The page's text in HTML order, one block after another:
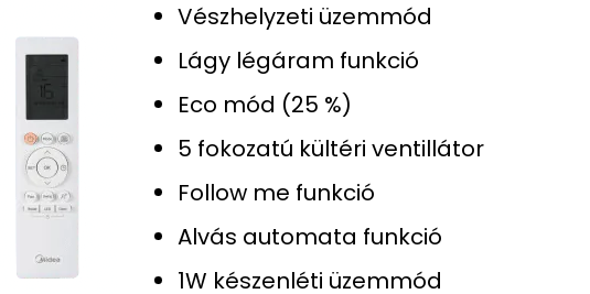
Vészhelyzeti üzemmód
Lágy légáram funkció
Eco mód (25 %)
5 fokozatú kültéri ventillátor
Follow me funkció
Alvás automata funkció
1W készenléti üzemmód